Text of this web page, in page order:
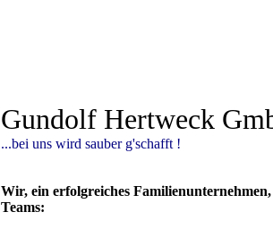
Gundolf Hertweck
...bei uns wird sauber g'schafft !
Wir, ein erfolgreiches
Teams: